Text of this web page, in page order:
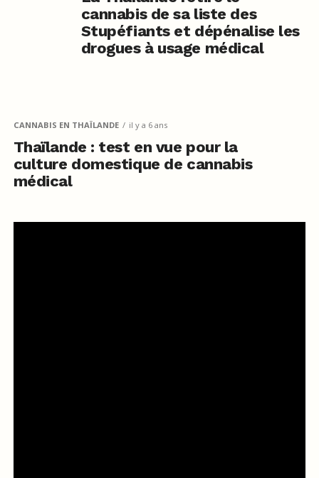
cannabis de sa liste des
Stupéfiants et dépénalise les
drogues à usage médical
CANNABIS EN THAÏLANDE il y a 6 ans
Thaïlande : test en vue pour la
culture domestique de cannabis
médical